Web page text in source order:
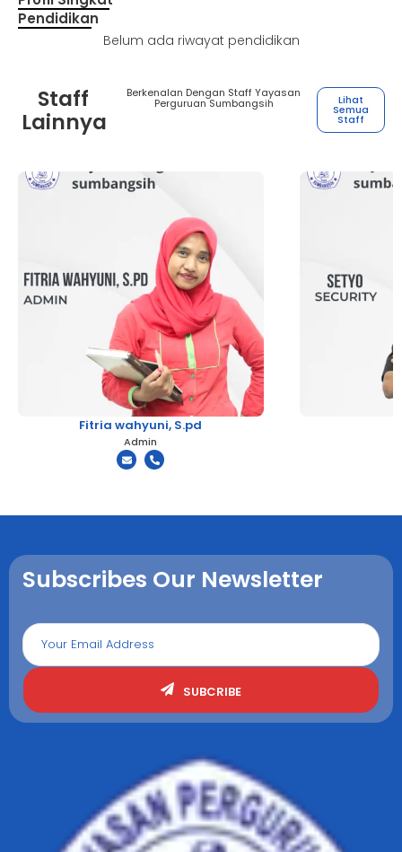
Pendidikan
Belum ada riwayat pendidikan
Staff
Lainnya
Berkenalan Dengan Staff Yayasan
Perguruan Sumbangsih Lihat
Semua
Staff
Fitria wahyuni, S.pd
Admin
Subscribes Our Newsletter
SUBCRIBE